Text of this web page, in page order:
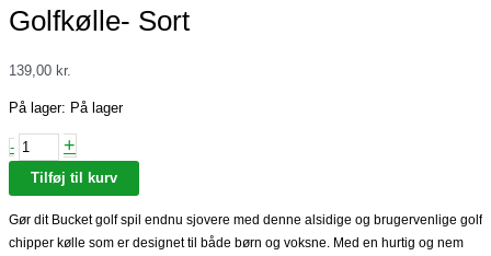
Golfkølle- Sort
139,00 kr.
På lager: På lager
- +
Tilføj til kurv
Gør dit Bucket golf spil endnu sjovere med denne alsidige og brugervenlige golf
chipper kølle som er designet til både børn og voksne. Med en hurtig og nem